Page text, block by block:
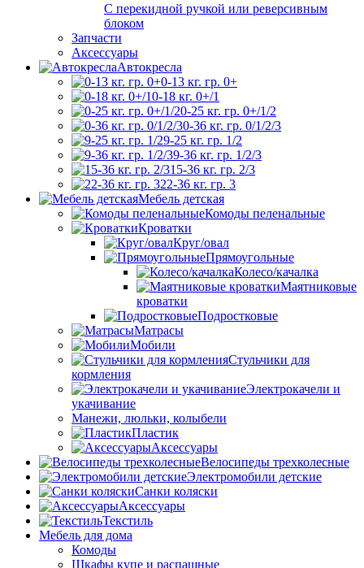
С перекидной ручкой или реверсивным
блоком
Запчасти
Аксессуары
Автокресла
0-13 кг. гр. 0+
0-18 кг. 0+/1
0-25 кг. гр. 0+/1/2
0-36 кг. гр. 0/1/2/3
9-25 кг. гр. 1/2
9-36 кг. гр. 1/2/3
15-36 кг. гр. 2/3
22-36 кг. гр. 3
Мебель детская
Комоды пеленальные
Кроватки
Круг/овал
Прямоугольные
Колесо/качалка
Маятниковые
кроватки
Подростковые
Матрасы
Мобили
Стульчики для
кормления
Электрокачели и
укачивание
Манежи, люльки, колыбели
Пластик
Аксессуары
Велосипеды трехколесные
Электромобили детские
Санки коляски
Аксессуары
Текстиль
Мебель для дома
Комоды
Шкафы купе и распашные